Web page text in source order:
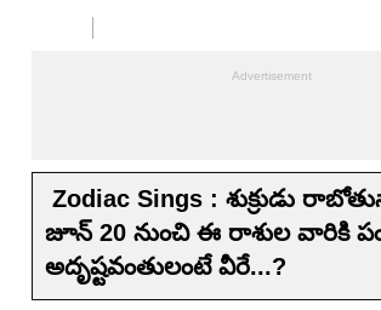
Zodiac Sings : శుక్రుడు
జూన్ 20 నుంచి ఈ రాశుల వారికి
అదృష్టవంతులంటే వీరే...?